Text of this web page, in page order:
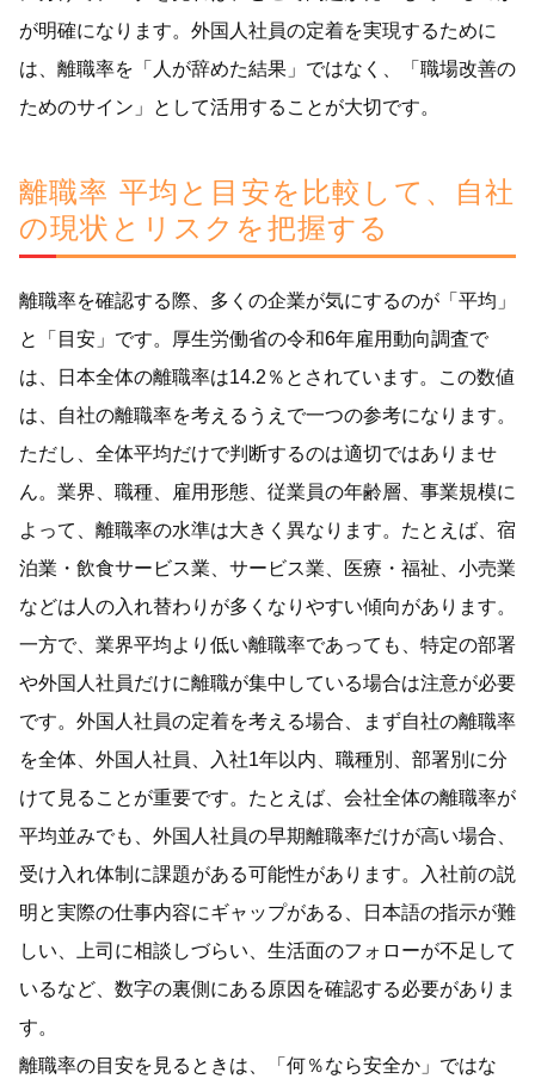
が明確になります。外国人社員の定着を実現するために
は、離職率を「人が辞めた結果」ではなく、「職場改善の
ためのサイン」として活用することが大切です。
離職率 平均と目安を比較して、自社
の現状とリスクを把握する
離職率を確認する際、多くの企業が気にするのが「平均」
と「目安」です。厚生労働省の令和6年雇用動向調査で
は、日本全体の離職率は14.2％とされています。この数値
は、自社の離職率を考えるうえで一つの参考になります。
ただし、全体平均だけで判断するのは適切ではありませ
ん。業界、職種、雇用形態、従業員の年齢層、事業規模に
よって、離職率の水準は大きく異なります。たとえば、宿
泊業・飲食サービス業、サービス業、医療・福祉、小売業
などは人の入れ替わりが多くなりやすい傾向があります。
一方で、業界平均より低い離職率であっても、特定の部署
や外国人社員だけに離職が集中している場合は注意が必要
です。外国人社員の定着を考える場合、まず自社の離職率
を全体、外国人社員、入社1年以内、職種別、部署別に分
けて見ることが重要です。たとえば、会社全体の離職率が
平均並みでも、外国人社員の早期離職率だけが高い場合、
受け入れ体制に課題がある可能性があります。入社前の説
明と実際の仕事内容にギャップがある、日本語の指示が難
しい、上司に相談しづらい、生活面のフォローが不足して
いるなど、数字の裏側にある原因を確認する必要がありま
す。
離職率の目安を見るときは、「何％なら安全か」ではな